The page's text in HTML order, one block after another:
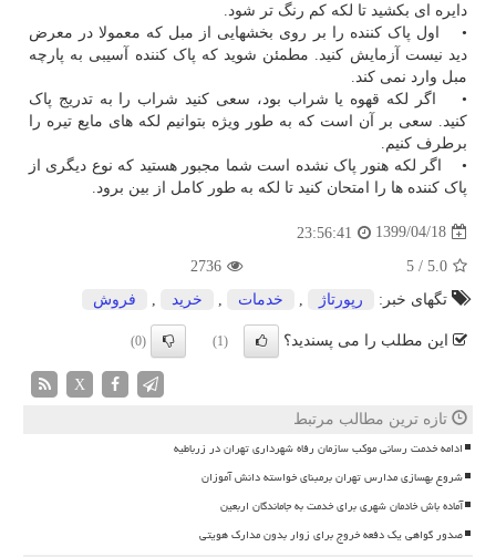
دایره ای بکشید تا لکه کم رنگ تر شود.
• اول پاک کننده را بر روی بخشهایی از مبل که معمولا در معرض
دید نیست آزمایش کنید. مطمئن شوید که پاک کننده آسیبی به پارچه
مبل وارد نمی کند.
• اگر لکه قهوه یا شراب بود، سعی کنید شراب را به تدریج پاک
کنید. سعی بر آن است که به طور ویژه بتوانیم لکه های مایع تیره را
برطرف کنیم.
• اگر لکه هنور پاک نشده است شما مجبور هستید که نوع دیگری از
پاک کننده ها را امتحان کنید تا لکه به طور کامل از بین برود.
1399/04/18
23:56:41
5.0
/
5
2736
تگهای خبر:
رپورتاژ خدمات خرید فروش
این مطلب را می پسندید؟ (1)
(0)
X
تازه ترین مطالب مرتبط
ادامه خدمت رسانی موکب سازمان رفاه شهرداری تهران در زرباطیه
شروع بهسازی مدارس تهران برمبنای خواسته دانش آموزان
آماده باش خادمان شهری برای خدمت به جاماندگان اربعین
صدور گواهی یک دفعه خروج برای زوار بدون مدارک هویتی